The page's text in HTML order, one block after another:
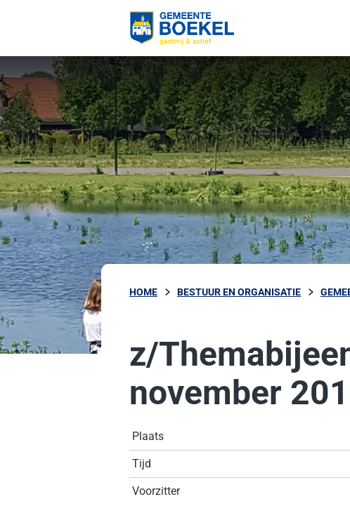
HOME BESTUUR EN ORGANISATIE
z/
november
Plaats
Tijd
Voorzitter